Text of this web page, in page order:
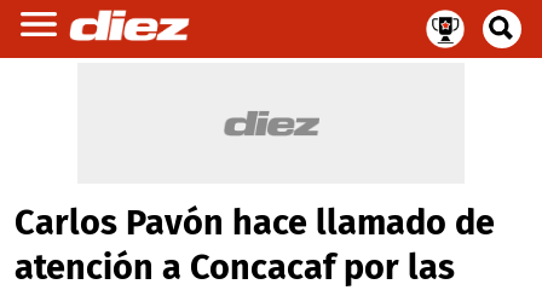
Carlos Pavón hace llamado de
atención a Concacaf por las